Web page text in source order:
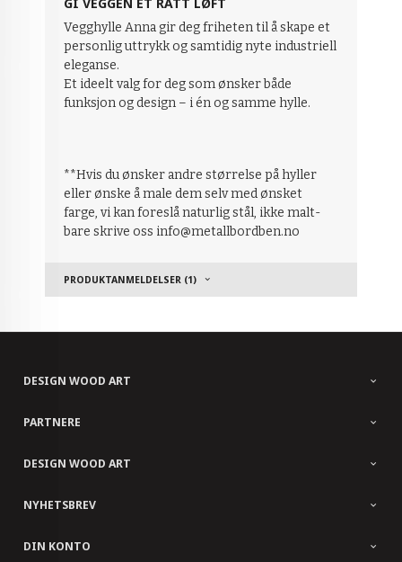
Vegghylle Anna gir deg friheten til å skape et
personlig uttrykk og samtidig nyte industriell
eleganse.
Et ideelt valg for deg som ønsker både
funksjon og design – i én og samme hylle.
**Hvis du ønsker andre størrelse på hyller
eller ønske å male dem selv med ønsket
farge, vi kan foreslå naturlig stål, ikke malt-
bare skrive oss info@metallbordben.no
PRODUKTANMELDELSER (1)
DESIGN WOOD ART
PARTNERE
DESIGN WOOD ART
NYHETSBREV
DIN KONTO